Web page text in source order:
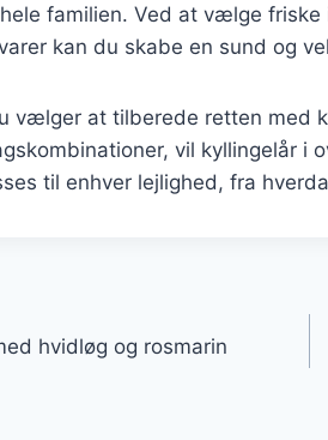
familien. Ved at vælge
kan du skabe en sund og
vælger at tilberede retten med
vil kyllingelår i
til enhver lejlighed, fra
hvidløg og rosmarin